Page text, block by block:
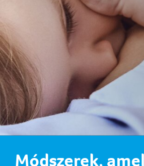
Módszerek,